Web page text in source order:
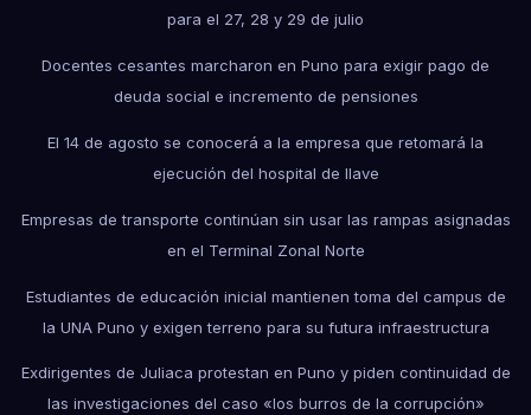
para el 27, 28 y 29 de julio
Docentes cesantes marcharon en Puno para exigir pago de
deuda social e incremento de pensiones
El 14 de agosto se conocerá a la empresa que retomará la
ejecución del hospital de Ilave
Empresas de transporte continúan sin usar las rampas asignadas
en el Terminal Zonal Norte
Estudiantes de educación inicial mantienen toma del campus de
la UNA Puno y exigen terreno para su futura infraestructura
Exdirigentes de Juliaca protestan en Puno y piden continuidad de
las investigaciones del caso «los burros de la corrupción»